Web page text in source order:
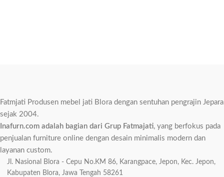
Fatmjati Produsen mebel jati Blora dengan sentuhan pengrajin Jepara
sejak 2004.
Inafurn.com adalah bagian dari Grup Fatmajati, yang berfokus pada
penjualan furniture online dengan desain minimalis modern dan
layanan custom.
Jl. Nasional Blora - Cepu No.KM 86, Karangpace, Jepon, Kec. Jepon,
Kabupaten Blora, Jawa Tengah 58261